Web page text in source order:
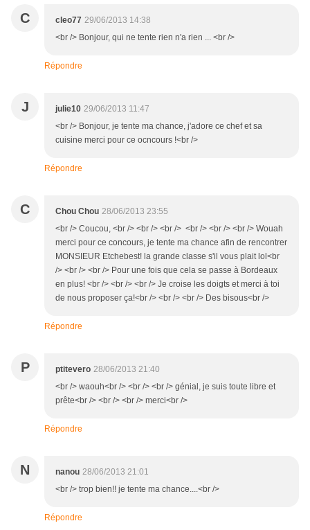
C cleo77 29/06/2013 14:38
<br /> Bonjour, qui ne tente rien n'a rien ... <br />
Répondre
J julie10 29/06/2013 11:47
<br /> Bonjour, je tente ma chance, j'adore ce chef et sa
cuisine merci pour ce ocncours !<br />
Répondre
C Chou Chou 28/06/2013 23:55
<br /> Coucou, <br /> <br /> <br /> <br /> <br /> <br /> Wouah
merci pour ce concours, je tente ma chance afin de rencontrer
MONSIEUR Etchebest! la grande classe s'il vous plait lol<br
/> <br /> <br /> Pour une fois que cela se passe à Bordeaux
en plus! <br /> <br /> <br /> Je croise les doigts et merci à toi
de nous proposer ça!<br /> <br /> <br /> Des bisous<br />
Répondre
P ptitevero 28/06/2013 21:40
<br /> waouh<br /> <br /> <br /> génial, je suis toute libre et
prête<br /> <br /> <br /> merci<br />
Répondre
N nanou 28/06/2013 21:01
<br /> trop bien!! je tente ma chance....<br />
Répondre